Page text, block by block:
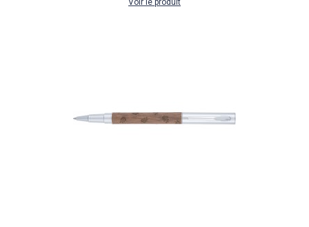
Voir le produit